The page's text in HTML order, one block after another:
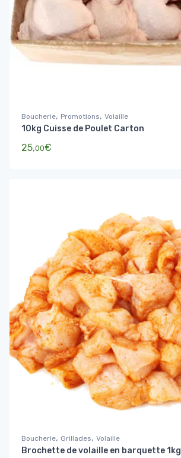
Boucherie, Promotions, Volaille
10kg Cuisse de Poulet Carton
25,00€
Boucherie, Grillades, Volaille
Brochette de volaille en barquette 1kg